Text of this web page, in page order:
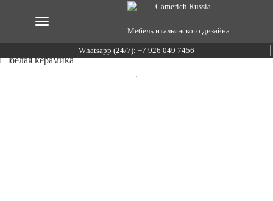
Мебель итальянского дизайна
Whatsapp (24/7): +7 926 049 7456